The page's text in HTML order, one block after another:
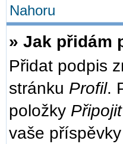
Nahoru
» Jak přidám
Přidat podpis
stránku Profil.
položky
vaše